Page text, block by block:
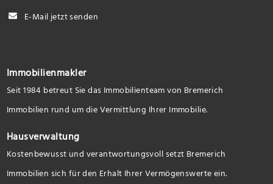
E-Mail jetzt senden
Immobilienmakler
Seit 1984 betreut Sie das Immobilienteam von Bremerich
Immobilien rund um die Vermittlung Ihrer Immobilie.
Hausverwaltung
Kostenbewusst und verantwortungsvoll setzt Bremerich
Immobilien sich für den Erhalt Ihrer Vermögenswerte ein.